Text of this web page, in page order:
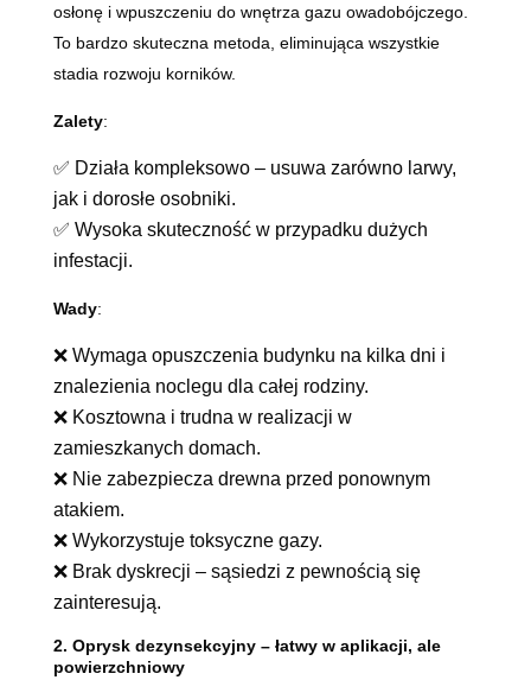
osłonę i wpuszczeniu do wnętrza gazu owadobójczego.
To bardzo skuteczna metoda, eliminująca wszystkie
stadia rozwoju korników.
Zalety:
✅ Działa kompleksowo – usuwa zarówno larwy,
jak i dorosłe osobniki.
✅ Wysoka skuteczność w przypadku dużych
infestacji.
Wady:
❌ Wymaga opuszczenia budynku na kilka dni i
znalezienia noclegu dla całej rodziny.
❌ Kosztowna i trudna w realizacji w
zamieszkanych domach.
❌ Nie zabezpiecza drewna przed ponownym
atakiem.
❌ Wykorzystuje toksyczne gazy.
❌ Brak dyskrecji – sąsiedzi z pewnością się
zainteresują.
2. Oprysk dezynsekcyjny – łatwy w aplikacji, ale
powierzchniowy